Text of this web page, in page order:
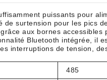
puissants pour
de surtension pour les pics
aux bornes
Bluetooth intégrée, il
interruptions de tension,
485